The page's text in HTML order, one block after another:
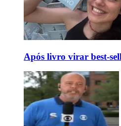
Após livro virar best-